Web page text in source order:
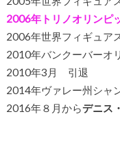
2006年トリノオリンピ
2006年世界フィギュア
2010年バンクーバーオ
2010年3月 引退
2014年ヴァレー州シャ
2016年８月からデニス